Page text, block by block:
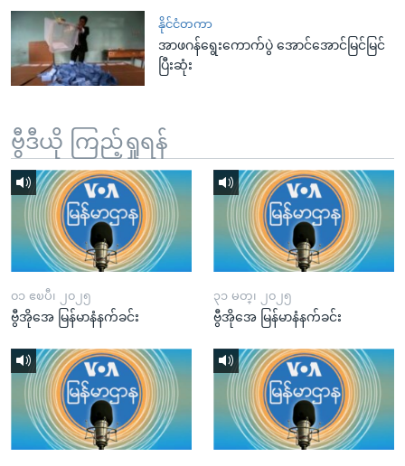
နိုင်ငံတကာ
အာဖဂန်ရွေးကောက်ပွဲ အောင်အောင်မြင်မြင်
ပြီးဆုံး
ဗွီဒီယို ကြည့်ရှုရန်
၀၁ ဧၿပီ၊ ၂၀၂၅
ဗွီအိုအေ မြန်မာနံနက်ခင်း
၃၁ မတ္၊ ၂၀၂၅
ဗွီအိုအေ မြန်မာနံနက်ခင်း